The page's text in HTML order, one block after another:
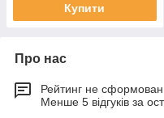
Купити
Про нас
Рейтинг не
Менше 5 відгуків за